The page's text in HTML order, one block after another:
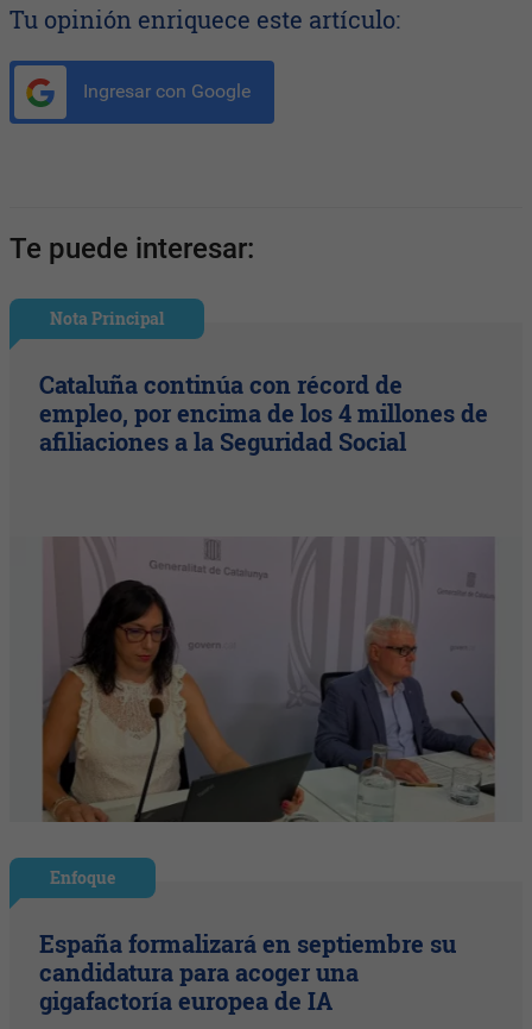
Tu opinión enriquece este artículo:
Ingresar con Google
Te puede interesar:
Nota Principal
Cataluña continúa con récord de
empleo, por encima de los 4 millones de
afiliaciones a la Seguridad Social
Enfoque
España formalizará en septiembre su
candidatura para acoger una
gigafactoría europea de IA